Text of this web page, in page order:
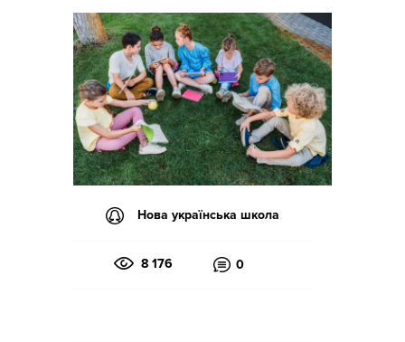
Нова українська школа
8 176 0